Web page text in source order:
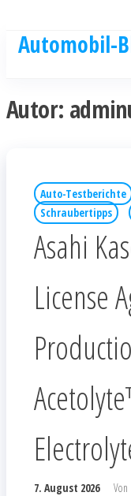
Automobil-
Autor:
Auto-Testberichte
Schraubertipps
Asahi
License
7. August 2026 Von